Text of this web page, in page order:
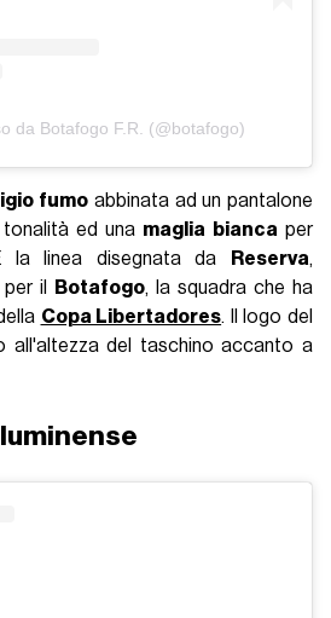
da Botafogo F.R. (@botafogo)
fumo abbinata ad un pantalone
ed una maglia bianca per
la linea disegnata da
Reserva,
il
Botafogo, la squadra che ha
Copa Libertadores. Il logo del
all'altezza del taschino accanto a